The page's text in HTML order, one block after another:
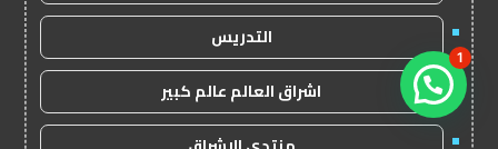
التدريس
اشراق العالم عالم كبير
1